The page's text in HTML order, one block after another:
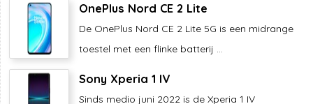
OnePlus Nord CE 2 Lite
De OnePlus Nord CE 2 Lite 5G is een midrange
toestel met een flinke batterij ...
Sony Xperia 1 IV
Sinds medio juni 2022 is de Xperia 1 IV